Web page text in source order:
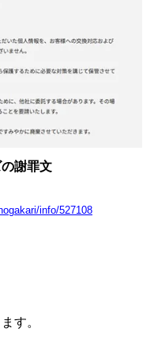
謝罪文
info/527108
す。